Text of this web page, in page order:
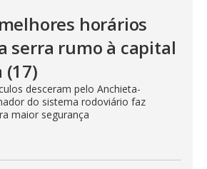
horários
serra rumo à capital
(17)
desceram pelo Anchieta-
do sistema rodoviário faz
maior segurança